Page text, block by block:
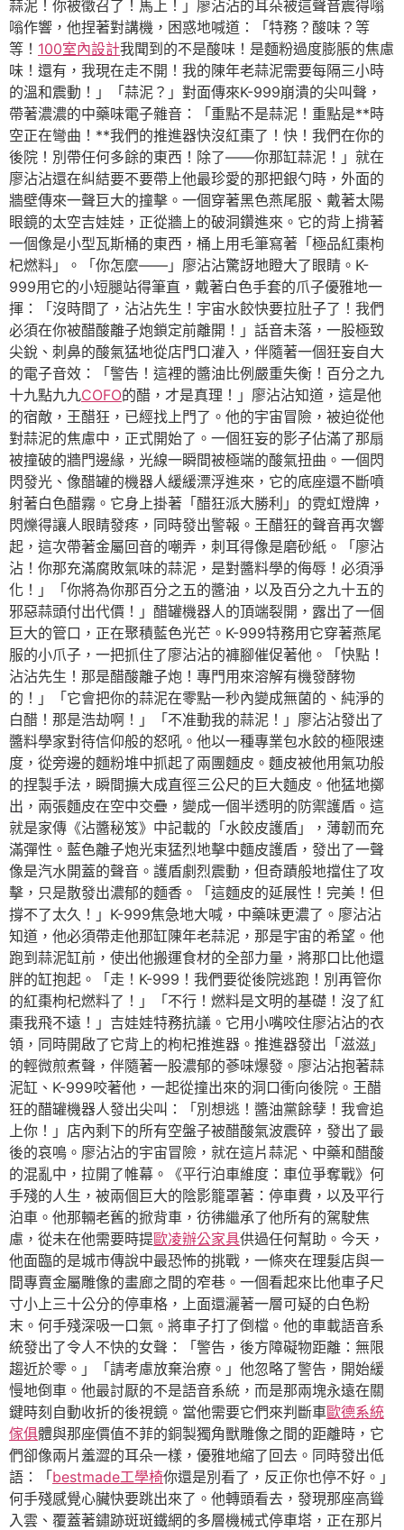
蒜泥！你被徵召了！馬上！」廖沾沾的耳朵被這聲音震得嗡
嗡作響，他捏著對講機，困惑地喊道：「特務？酸味？等
等！ 100室內設計我聞到的不是酸味！是麵粉過度膨脹的焦慮
味！還有，我現在走不開！我的陳年老蒜泥需要每隔三小時
的溫和震動！」「蒜泥？」對面傳來K-999崩潰的尖叫聲，
帶著濃濃的中藥味電子雜音：「重點不是蒜泥！重點是**時
空正在彎曲！**我們的推進器快沒紅棗了！快！我們在你的
後院！別帶任何多餘的東西！除了——你那缸蒜泥！」就在
廖沾沾還在糾結要不要帶上他最珍愛的那把銀勺時，外面的
牆壁傳來一聲巨大的撞擊。一個穿著黑色燕尾服、戴著太陽
眼鏡的太空吉娃娃，正從牆上的破洞鑽進來。它的背上揹著
一個像是小型瓦斯桶的東西，桶上用毛筆寫著「極品紅棗枸
杞燃料」。「你怎麼——」廖沾沾驚訝地瞪大了眼睛。K-
999用它的小短腿站得筆直，戴著白色手套的爪子優雅地一
揮：「沒時間了，沾沾先生！宇宙水餃快要拉肚子了！我們
必須在你被醋酸離子炮鎖定前離開！」話音未落，一股極致
尖銳、刺鼻的酸氣猛地從店門口灌入，伴隨著一個狂妄自大
的電子音效：「警告！這裡的醬油比例嚴重失衡！百分之九
十九點九九COFO的醋，才是真理！」廖沾沾知道，這是他
的宿敵，王醋狂，已經找上門了。他的宇宙冒險，被迫從他
對蒜泥的焦慮中，正式開始了。一個狂妄的影子佔滿了那扇
被撞破的牆門邊緣，光線一瞬間被極端的酸氣扭曲。一個閃
閃發光、像醋罐的機器人緩緩漂浮進來，它的底座還不斷噴
射著白色醋霧。它身上掛著「醋狂派大勝利」的霓虹燈牌，
閃爍得讓人眼睛發疼，同時發出警報。王醋狂的聲音再次響
起，這次帶著金屬回音的嘲弄，刺耳得像是磨砂紙。「廖沾
沾！你那充滿腐敗氣味的蒜泥，是對醬料學的侮辱！必須淨
化！」「你將為你那百分之五的醬油，以及百分之九十五的
邪惡蒜頭付出代價！」醋罐機器人的頂端裂開，露出了一個
巨大的管口，正在聚積藍色光芒。K-999特務用它穿著燕尾
服的小爪子，一把抓住了廖沾沾的褲腳催促著他。「快點！
沾沾先生！那是醋酸離子炮！專門用來溶解有機發酵物
的！」「它會把你的蒜泥在零點一秒內變成無菌的、純淨的
白醋！那是浩劫啊！」「不准動我的蒜泥！」廖沾沾發出了
醬料學家對待信仰般的怒吼。他以一種專業包水餃的極限速
度，從旁邊的麵粉堆中抓起了兩團麵皮。麵皮被他用氣功般
的捏製手法，瞬間擴大成直徑三公尺的巨大麵皮。他猛地擲
出，兩張麵皮在空中交疊，變成一個半透明的防禦護盾。這
就是家傳《沾醬秘笈》中記載的「水餃皮護盾」，薄韌而充
滿彈性。藍色離子炮光束猛烈地擊中麵皮護盾，發出了一聲
像是汽水開蓋的聲音。護盾劇烈震動，但奇蹟般地擋住了攻
擊，只是散發出濃郁的麵香。「這麵皮的延展性！完美！但
撐不了太久！」K-999焦急地大喊，中藥味更濃了。廖沾沾
知道，他必須帶走他那缸陳年老蒜泥，那是宇宙的希望。他
跑到蒜泥缸前，使出他搬運食材的全部力量，將那口比他還
胖的缸抱起。「走！K-999！我們要從後院逃跑！別再管你
的紅棗枸杞燃料了！」「不行！燃料是文明的基礎！沒了紅
棗我飛不遠！」吉娃娃特務抗議。它用小嘴咬住廖沾沾的衣
領，同時開啟了它背上的枸杞推進器。推進器發出「滋滋」
的輕微煎煮聲，伴隨著一股濃郁的蔘味爆發。廖沾沾抱著蒜
泥缸、K-999咬著他，一起從撞出來的洞口衝向後院。王醋
狂的醋罐機器人發出尖叫：「別想逃！醬油黨餘孽！我會追
上你！」店內剩下的所有空盤子被醋酸氣波震碎，發出了最
後的哀鳴。廖沾沾的宇宙冒險，就在這片蒜泥、中藥和醋酸
的混亂中，拉開了帷幕。《平行泊車維度：車位爭奪戰》何
手殘的人生，被兩個巨大的陰影籠罩著：停車費，以及平行
泊車。他那輛老舊的掀背車，彷彿繼承了他所有的駕駛焦
慮，從未在他需要時提歐凌辦公家具供過任何幫助。今天，
他面臨的是城市傳說中最恐怖的挑戰，一條夾在理髮店與一
間專賣金屬雕像的畫廊之間的窄巷。一個看起來比他車子尺
寸小上三十公分的停車格，上面還灑著一層可疑的白色粉
末。何手殘深吸一口氣。將車子打了倒檔。他的車載語音系
統發出了令人不快的女聲：「警告，後方障礙物距離：無限
趨近於零。」「請考慮放棄治療。」他忽略了警告，開始緩
慢地倒車。他最討厭的不是語音系統，而是那兩塊永遠在關
鍵時刻自動收折的後視鏡。當他需要它們來判斷車歐德系統
傢俱體與那座價值不菲的銅製獨角獸雕像之間的距離時，它
們卻像兩片羞澀的耳朵一樣，優雅地縮了回去。同時發出低
語：「bestmade工學椅你還是別看了，反正你也停不好。」
何手殘感覺心臟快要跳出來了。他轉頭看去，發現那座高聳
入雲、覆蓋著鏽跡斑斑鐵網的多層機械式停車塔，正在那片